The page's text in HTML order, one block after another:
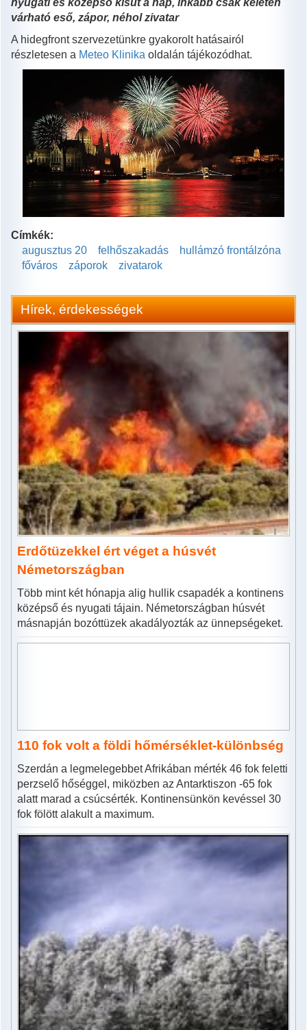
várható eső, zápor, néhol zivatar
A hidegfront szervezetünkre gyakorolt hatásairól
részletesen a Meteo Klinika oldalán tájékozódhat.
Címkék:
augusztus 20
felhőszakadás
hullámzó frontálzóna
főváros
záporok zivatarok
Hírek, érdekességek
Erdőtüzekkel ért véget a húsvét
Németországban
Több mint két hónapja alig hullik csapadék a kontinens
középső és nyugati tájain. Németországban húsvét
másnapján bozóttüzek akadályozták az ünnepségeket.
110 fok volt a földi hőmérséklet-különbség
Szerdán a legmelegebbet Afrikában mérték 46 fok feletti
perzselő hőséggel, miközben az Antarktiszon -65 fok
alatt marad a csúcsérték. Kontinensünkön kevéssel 30
fok fölött alakult a maximum.